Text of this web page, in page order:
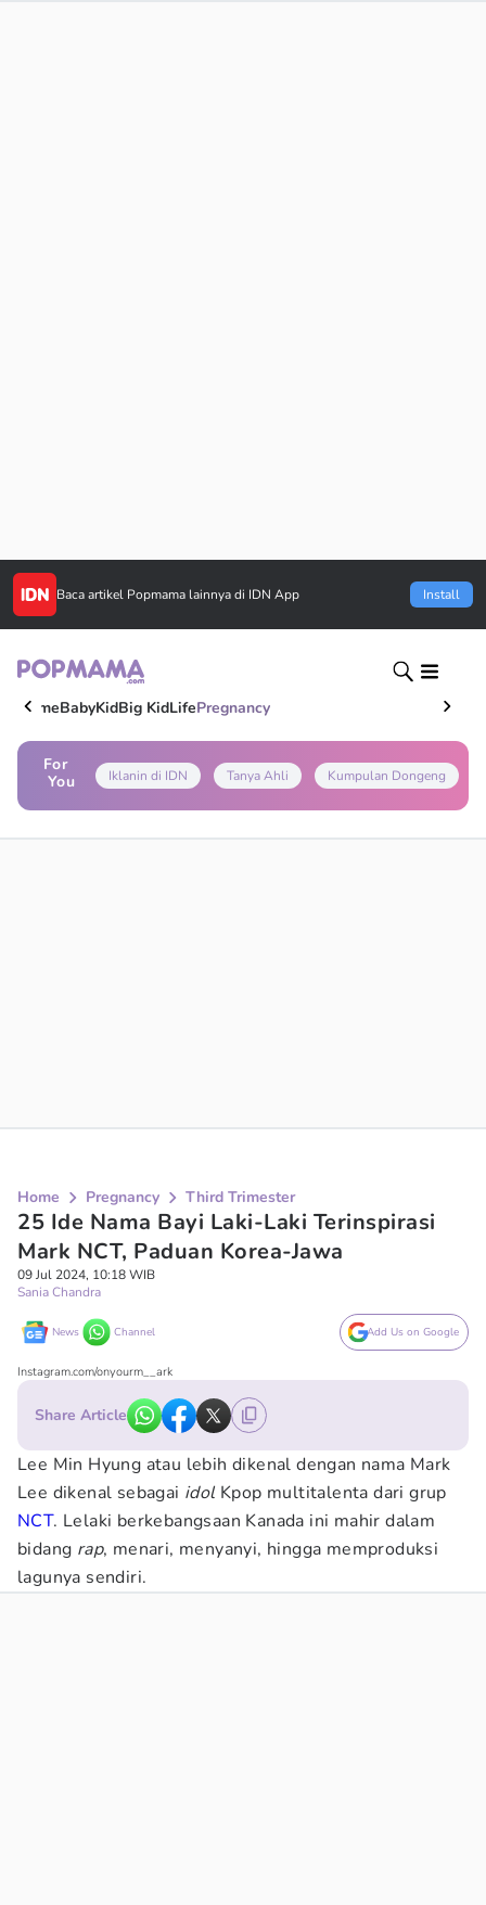
Baca artikel Popmama lainnya di IDN App Install
HomeBabyKidBig KidLifePregnancy
For
You
Iklanin di IDN Tanya Ahli Kumpulan Dongeng
Home Pregnancy Third Trimester
25 Ide Nama Bayi Laki-Laki Terinspirasi
Mark NCT, Paduan Korea-Jawa
09 Jul 2024, 10:18 WIB
Sania Chandra
News Channel Add Us on Google
Instagram.com/onyourm__ark
Share Article
Lee Min Hyung atau lebih dikenal dengan nama Mark
Lee dikenal sebagai idol Kpop multitalenta dari grup
NCT. Lelaki berkebangsaan Kanada ini mahir dalam
bidang rap, menari, menyanyi, hingga memproduksi
lagunya sendiri.